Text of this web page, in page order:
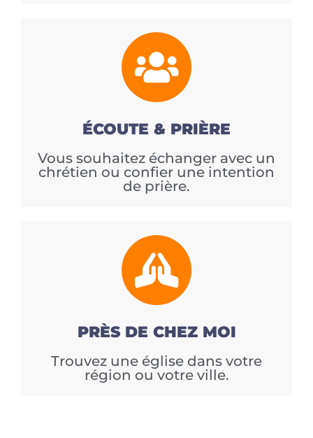
ÉCOUTE & PRIÈRE
Vous souhaitez échanger avec un
chrétien ou confier une intention
de prière.
PRÈS DE CHEZ MOI
Trouvez une église dans votre
région ou votre ville.